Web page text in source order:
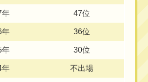
年 47位
年 36位
年 30位
年 不出場